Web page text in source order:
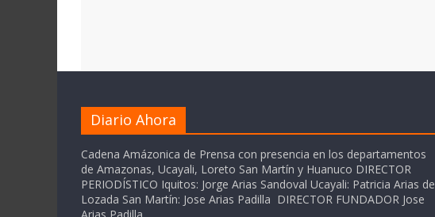
Diario Ahora
Cadena Amázonica de Prensa con presencia en los departamentos
de Amazonas, Ucayali, Loreto San Martín y Huanuco DIRECTOR
PERIODÍSTICO Iquitos: Jorge Arias Sandoval Ucayali: Patricia Arias de
Lozada San Martín: Jose Arias Padilla DIRECTOR FUNDADOR Jose